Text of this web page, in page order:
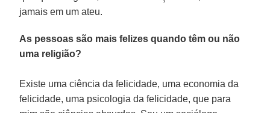
jamais em um ateu.
As pessoas são mais felizes quando têm ou não
uma religião?
Existe uma ciência da felicidade, uma economia da
felicidade, uma psicologia da felicidade, que para